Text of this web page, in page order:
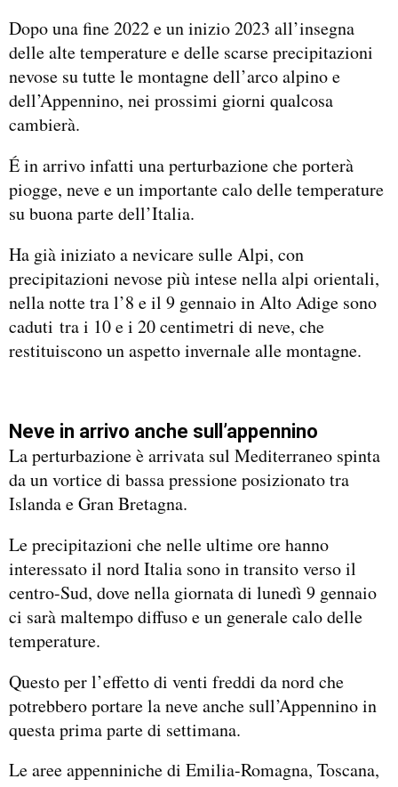
Dopo una fine 2022 e un inizio 2023 all’insegna
delle alte temperature e delle scarse precipitazioni
nevose su tutte le montagne dell’arco alpino e
dell’Appennino, nei prossimi giorni qualcosa
cambierà.
É in arrivo infatti una perturbazione che porterà
piogge, neve e un importante calo delle temperature
su buona parte dell’Italia.
Ha già iniziato a nevicare sulle Alpi, con
precipitazioni nevose più intese nella alpi orientali,
nella notte tra l’8 e il 9 gennaio in Alto Adige sono
caduti tra i 10 e i 20 centimetri di neve, che
restituiscono un aspetto invernale alle montagne.
Neve in arrivo anche sull’appennino
La perturbazione è arrivata sul Mediterraneo spinta
da un vortice di bassa pressione posizionato tra
Islanda e Gran Bretagna.
Le precipitazioni che nelle ultime ore hanno
interessato il nord Italia sono in transito verso il
centro-Sud, dove nella giornata di lunedì 9 gennaio
ci sarà maltempo diffuso e un generale calo delle
temperature.
Questo per l’effetto di venti freddi da nord che
potrebbero portare la neve anche sull’Appennino in
questa prima parte di settimana.
Le aree appenniniche di Emilia-Romagna, Toscana,